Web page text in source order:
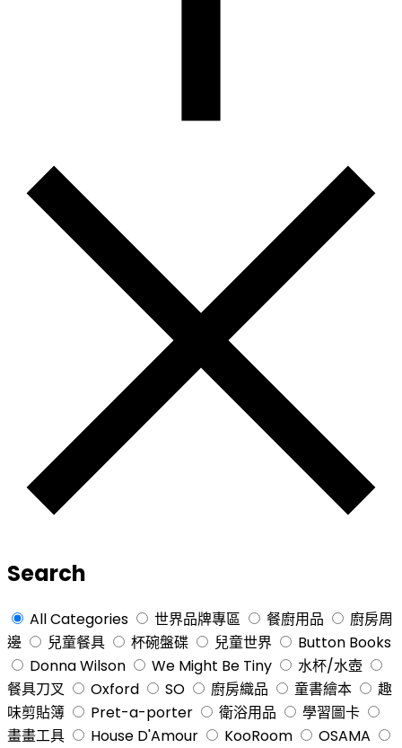
Search
All Categories 世界品牌專區 餐廚用品
廚房周
邊
兒童餐具 杯碗盤碟 兒童世界
Button Books
Donna Wilson
We Might Be Tiny
水杯/水壺
餐具刀叉
Oxford SO 廚房織品 童書繪本
趣
味剪貼簿
Pret-a-porter 衛浴用品
學習圖卡
畫畫工具
House D'Amour KooRoom
OSAMA